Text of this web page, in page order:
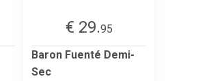
€ 29.95
Baron Fuenté Demi-
Sec